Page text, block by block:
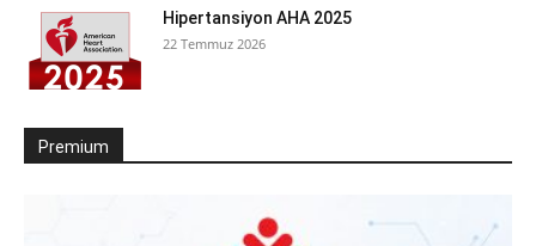
Hipertansiyon AHA 2025
22 Temmuz 2026
Premium